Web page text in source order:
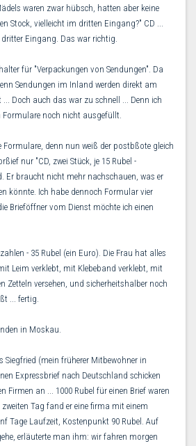
waren zwar hübsch, hatten aber keine
Stock, vielleicht im dritten Eingang?" CD ...
Eingang. Das war richtig.
für "Verpackungen von Sendungen". Da
Sendungen im Inland werden direkt am
... Doch auch das war zu schnell ... Denn ich
Formulare noch nicht ausgefüllt.
denn nun weiß der postbßote gleich
nur "CD, zwei Stück, je 15 Rubel -
Er braucht nicht mehr nachschauen, was er
könnte. Ich habe dennoch Formular vier
Brieföffner vom Dienst möchte ich einen
- 35 Rubel (ein Euro). Die Frau hat alles
Leim verklebt, mit Klebeband verklebt, mit
Zetteln versehen, und sicherheitshalber noch
... fertig.
in Moskau.
Siegfried (mein früherer Mitbewohner in
Expressbrief nach Deutschland schicken
Firmen an ... 1000 Rubel für einen Brief waren
Tag fand er eine firma mit einem
Tage Laufzeit, Kostenpunkt 90 Rubel. Auf
erläuterte man ihm: wir fahren morgen